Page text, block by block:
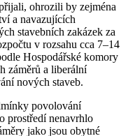
ohrozili by zejména
a navazujících
stavebních zakázek za
v rozsahu cca 7–14
Hospodářské komory
záměrů a liberální
nových staveb.
povolování
prostředí nenavrhlo
jako jsou obytné